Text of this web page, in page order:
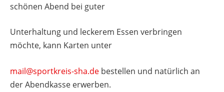
schönen Abend bei guter
Unterhaltung und leckerem Essen verbringen
möchte, kann Karten unter
mail@sportkreis-sha.de bestellen und natürlich an
der Abendkasse erwerben.